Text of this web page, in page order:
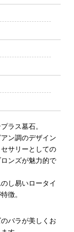
ラス墓石。
ン調のデザイン
サリーと しての
ンズが魅力的で
し易いロータイ
徴。
バラが美しくお